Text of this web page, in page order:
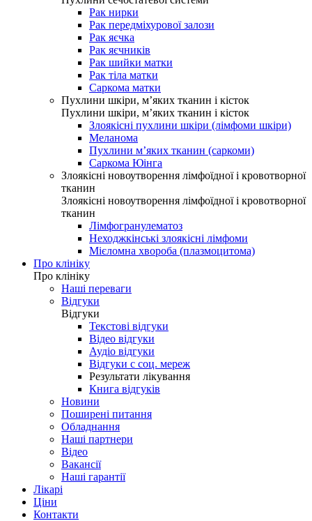
Рак нирки
Рак передміхурової залози
Рак яєчка
Рак яєчників
Рак шийки матки
Рак тіла матки
Саркома матки
Пухлини шкіри, м’яких тканин і кісток
Пухлини шкіри, м’яких тканин і кісток
Злоякісні пухлини шкіри (лімфоми шкіри)
Меланома
Пухлини м’яких тканин (саркоми)
Саркома Юінга
Злоякісні новоутворення лімфоїдної і кровотворної
тканин
Злоякісні новоутворення лімфоїдної і кровотворної
тканин
Лімфогранулематоз
Неходжкінські злоякісні лімфоми
Мієломна хвороба (плазмоцитома)
Про клініку
Про клініку
Наші переваги
Відгуки
Відгуки
Текстові відгуки
Відео відгуки
Аудіо відгуки
Відгуки с соц. мереж
Результати лікування
Книга відгуків
Новини
Поширені питання
Обладнання
Наші партнери
Відео
Вакансії
Наші гарантії
Лікарі
Ціни
Контакти